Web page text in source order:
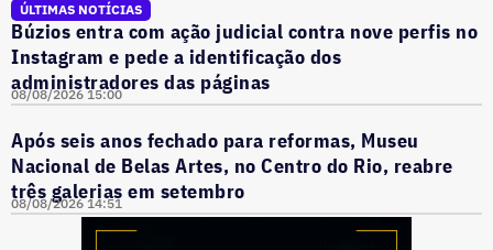
ÚLTIMAS NOTÍCIAS
Búzios entra com ação judicial contra nove perfis no
Instagram e pede a identificação dos
administradores das páginas
08/08/2026 15:00
Após seis anos fechado para reformas, Museu
Nacional de Belas Artes, no Centro do Rio, reabre
três galerias em setembro
08/08/2026 14:51